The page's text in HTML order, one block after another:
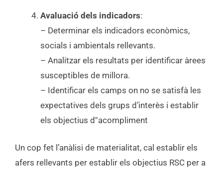
Avaluació dels indicadors:
– Determinar els indicadors econòmics,
socials i ambientals rellevants.
– Analitzar els resultats per identificar àrees
susceptibles de millora.
– Identificar els camps on no se satisfà les
expectatives dels grups d’interès i establir
els objectius d‟acompliment
Un cop fet l’anàlisi de materialitat, cal establir els
afers rellevants per establir els objectius RSC per a